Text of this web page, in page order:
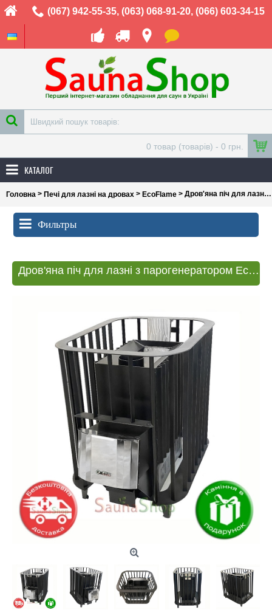
(067) 942-55-35, (063) 068-91-20, (066) 603-34-15
0 товар (товарів) - 0 грн.
КАТАЛОГ
Головна > Печі для лазні на дровах > EcoFlame > Дров'яна піч для лазні з парогенератором Ecoflame Скеля 20
Фильтры
Дров'яна піч для лазні з парогенератором Ecoflame Скеля 20